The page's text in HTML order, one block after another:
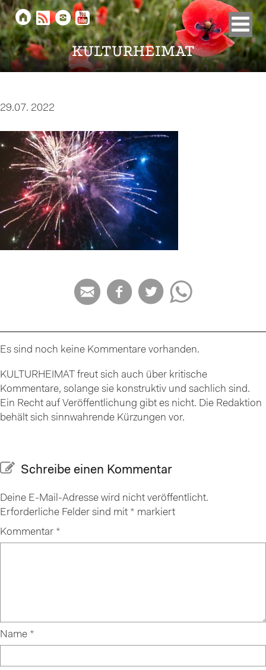
KULTURHEIMAT
    
29.07. 2022
   
Es sind noch keine Kommentare vorhanden.
KULTURHEIMAT freut sich auch über kritische
Kommentare, solange sie konstruktiv und sachlich sind.
Ein Recht auf Veröffentlichung gibt es nicht. Die Redaktion
behält sich sinnwahrende Kürzungen vor.
Schreibe einen Kommentar
Deine E-Mail-Adresse wird nicht veröffentlicht.
Erforderliche Felder sind mit * markiert
Kommentar *
Name *